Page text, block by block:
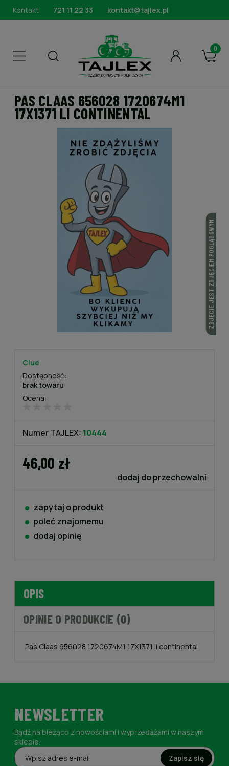
Kontakt 721 11 22 33 kontakt@tajlex.pl
PAS CLAAS 656028 1720674M1
17X1371 LI CONTINENTAL
ZDJĘCIE JEST ZDJĘCIEM POGLĄDOWYM
Ocena:
Clue
Dostępność:
brak towaru
Numer TAJLEX: 10444
46,00 zł
dodaj do przechowalni
zapytaj o produkt
poleć znajomemu
dodaj opinię
OPIS
OPINIE O PRODUKCIE (0)
Pas Claas 656028 1720674M1 17X1371 li continental
NEWSLETTER
Bądź na bieżąco z nowościami i wyprzedażami w naszym
sklepie.
Zapisz się